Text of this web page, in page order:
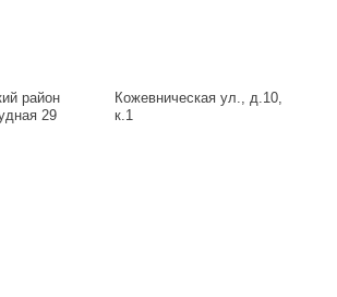
район
29
Кожевническая ул., д.10,
к.1